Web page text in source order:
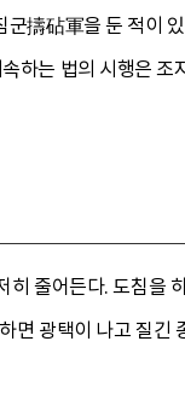
擣砧軍을 둔 적이
하는 법의 시행은 조
줄어든다. 도침을
광택이 나고 질긴